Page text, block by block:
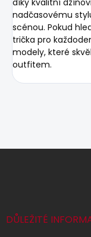
nadčasovému
scénou. Pokud
trička pro
modely, které
outfitem.
Z
DŮLEŽITÉ